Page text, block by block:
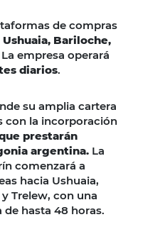
de compras
Ushuaia, Bariloche,
La empresa operará
diarios.
su amplia cartera
con la incorporación
prestarán
argentina. La
comenzará a
hacia Ushuaia,
Trelew, con una
hasta 48 horas.